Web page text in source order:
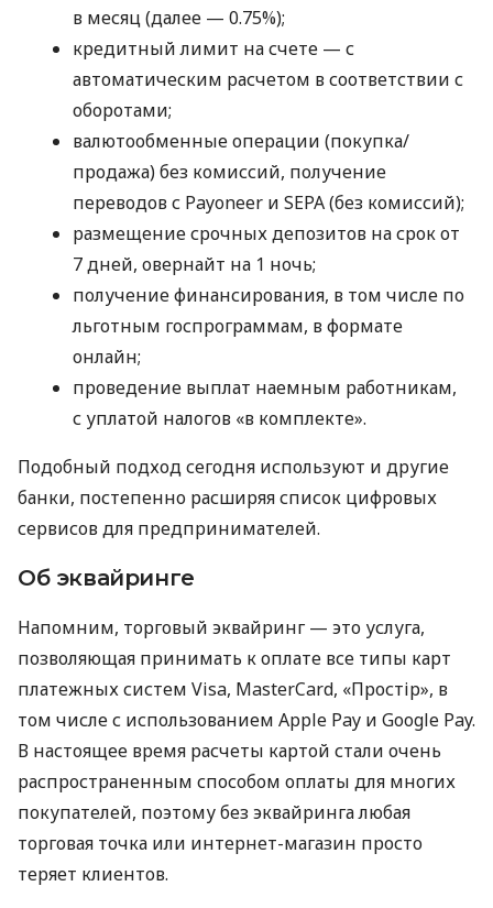
в месяц (далее — 0.75%);
кредитный лимит на счете — с
автоматическим расчетом в соответствии с
оборотами;
валютообменные операции (покупка/
продажа) без комиссий, получение
переводов с Payoneer и SEPA (без комиссий);
размещение срочных депозитов на срок от
7 дней, овернайт на 1 ночь;
получение финансирования, в том числе по
льготным госпрограммам, в формате
онлайн;
проведение выплат наемным работникам,
с уплатой налогов «в комплекте».
Подобный подход сегодня используют и другие
банки, постепенно расширяя список цифровых
сервисов для предпринимателей.
Об эквайринге
Напомним, торговый эквайринг — это услуга,
позволяющая принимать к оплате все типы карт
платежных систем Visa, MasterCard, «Простір», в
том числе с использованием Apple Pay и Google Pay.
В настоящее время расчеты картой стали очень
распространенным способом оплаты для многих
покупателей, поэтому без эквайринга любая
торговая точка или интернет-магазин просто
теряет клиентов.